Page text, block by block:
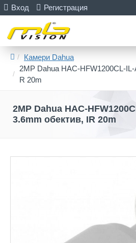
Вход Регистрация
Камери Dahua
2MP Dahua HAC-HFW1200CL-
R 20m
2MP Dahua HAC-
3.6mm обектив, IR 20m